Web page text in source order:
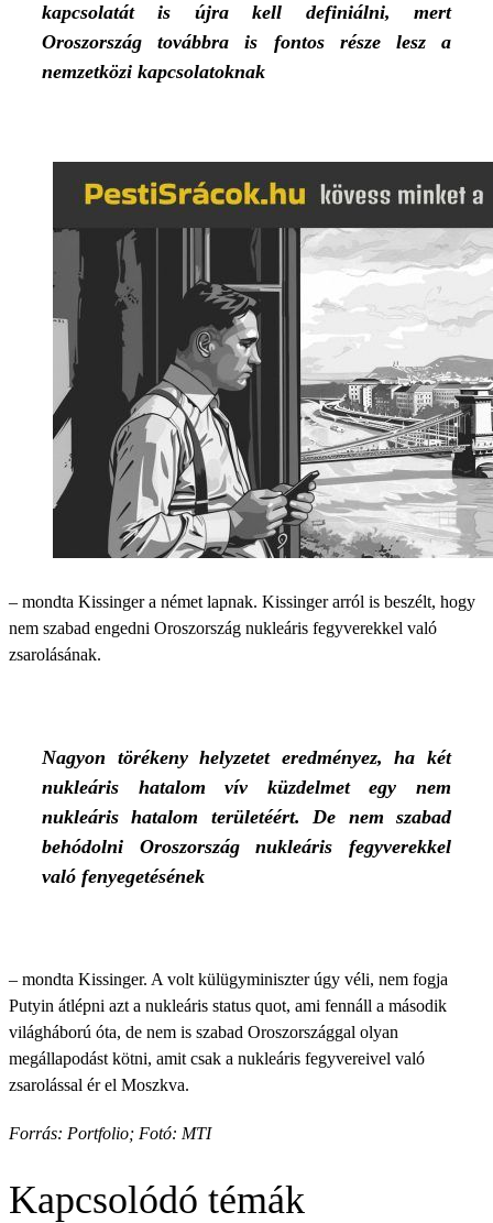
kapcsolatát is újra kell definiálni, mert
Oroszország továbbra is fontos része lesz a
nemzetközi kapcsolatoknak
– mondta Kissinger a német lapnak. Kissinger arról is beszélt, hogy
nem szabad engedni Oroszország nukleáris fegyverekkel való
zsarolásának.
Nagyon törékeny helyzetet eredményez, ha két
nukleáris hatalom vív küzdelmet egy nem
nukleáris hatalom területéért. De nem szabad
behódolni Oroszország nukleáris fegyverekkel
való fenyegetésének
– mondta Kissinger. A volt külügyminiszter úgy véli, nem fogja
Putyin átlépni azt a nukleáris status quot, ami fennáll a második
világháború óta, de nem is szabad Oroszországgal olyan
megállapodást kötni, amit csak a nukleáris fegyvereivel való
zsarolással ér el Moszkva.
Forrás: Portfolio; Fotó: MTI
Kapcsolódó témák